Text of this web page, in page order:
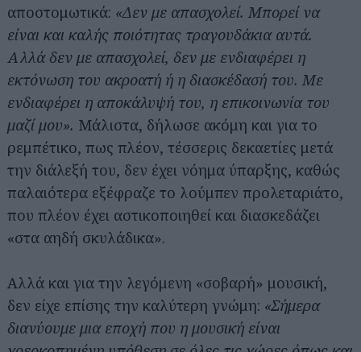
αποστομωτικά: «Δεν με απασχολεί. Μπορεί να
είναι και καλής ποιότητας τραγουδάκια αυτά.
Αλλά δεν με απασχολεί, δεν με ενδιαφέρει η
εκτόνωση του ακροατή ή η διασκέδασή του. Με
ενδιαφέρει η αποκάλυψή του, η επικοινωνία του
μαζί μου». Μάλιστα, δήλωσε ακόμη και για το
ρεμπέτικο, πως πλέον, τέσσερις δεκαετίες μετά
την διάλεξή του, δεν έχει νόημα ύπαρξης, καθώς
παλαιότερα εξέφραζε το λούμπεν προλεταριάτο,
που πλέον έχει αστικοποιηθεί και διασκεδάζει
«στα αηδή σκυλάδικα».
Αλλά και για την λεγόμενη «σοβαρή» μουσική,
δεν είχε επίσης την καλύτερη γνώμη: «Σήμερα
διανύουμε μια εποχή που η μουσική είναι